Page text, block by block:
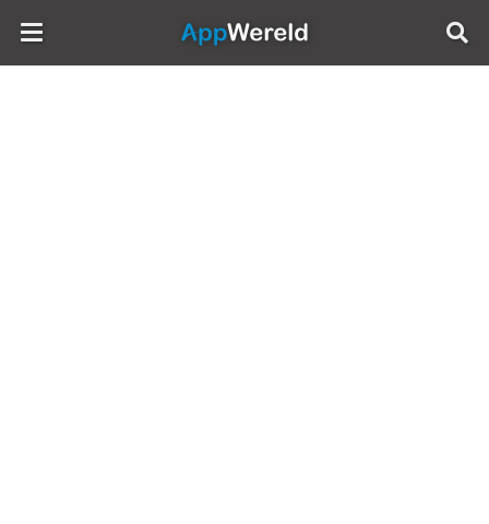
AppWereld